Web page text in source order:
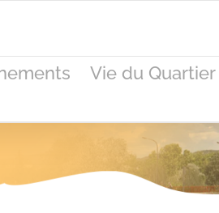
Vie du Quartier